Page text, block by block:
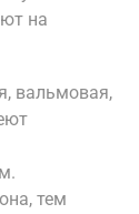
на
вальмовая,
тем